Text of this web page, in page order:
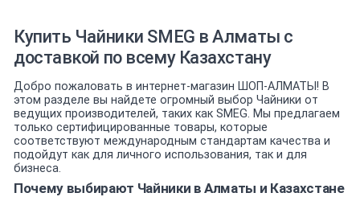
Купить Чайники SMEG в Алматы с
доставкой по всему Казахстану
Добро пожаловать в интернет-магазин ШОП-АЛМАТЫ! В
этом разделе вы найдете огромный выбор Чайники от
ведущих производителей, таких как SMEG. Мы предлагаем
только сертифицированные товары, которые
соответствуют международным стандартам качества и
подойдут как для личного использования, так и для
бизнеса.
Почему выбирают Чайники в Алматы и Казахстане